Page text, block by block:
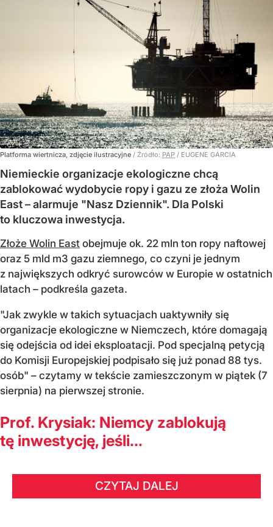
Platforma wiertnicza, zdjęcie ilustracyjne / Źródło: PAP / EUGENE GARCIA
Niemieckie organizacje ekologiczne chcą
zablokować wydobycie ropy i gazu ze złoża Wolin
East – alarmuje "Nasz Dziennik". Dla Polski
to kluczowa inwestycja.
Złoże Wolin East obejmuje ok. 22 mln ton ropy naftowej
oraz 5 mld m3 gazu ziemnego, co czyni je jednym
z największych odkryć surowców w Europie w ostatnich
latach – podkreśla gazeta.
"Jak zwykle w takich sytuacjach uaktywniły się
organizacje ekologiczne w Niemczech, które domagają
się odejścia od idei eksploatacji. Pod specjalną petycją
do Komisji Europejskiej podpisało się już ponad 88 tys.
osób" – czytamy w tekście zamieszczonym w piątek (7
sierpnia) na pierwszej stronie.
Prof. Krysiak: Niemcy zablokują
tę inwestycję, jeśli...
CZYTAJ DALEJ